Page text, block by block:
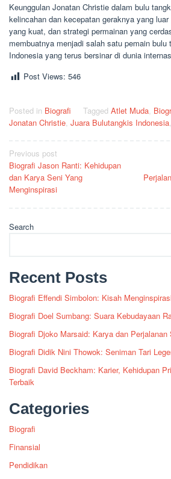
Keunggulan Jonatan Christie dalam bulu
kelincahan dan kecepatan geraknya yang
yang kuat, dan strategi permainan yang
membuatnya menjadi salah satu pemain bulu
Indonesia yang terus bersinar di dunia
Post Views: 546
Posted in Biografi Tagged Atlet Muda
Jonatan Christie Juara Bulutangkis Indonesia
Post
navigation
Previous post
Biografi Jason Ranti: Kehidupan
dan Karya Seni Yang
Menginspirasi
Search
Recent Posts
Biografi Effendi Simbolon: Kisah
Biografi Doel Sumbang: Suara Kebudayaan
Biografi Djoko Marsaid: Karya dan Perjalanan
Biografi Didik Nini Thowok: Seniman Tari
Biografi David Beckham: Karier, Kehidupan
Terbaik
Categories
Biografi
Finansial
Pendidikan